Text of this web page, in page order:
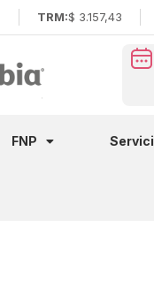
TRM:$ 3.157,43
FNP